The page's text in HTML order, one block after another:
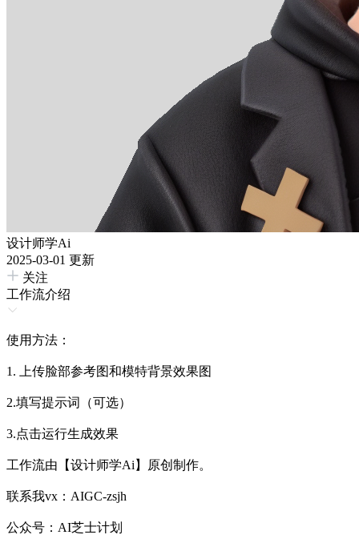
设计师学Ai
2025-03-01 更新
关注
工作流介绍
使用方法：
1. 上传脸部参考图和模特背景效果图
2.填写提示词（可选）
3.点击运行生成效果
工作流由【设计师学Ai】原创制作。
联系我vx：AIGC-zsjh
公众号：AI芝士计划